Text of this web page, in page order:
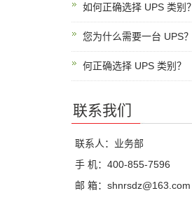
如何正确选择 UPS 类别？
您为什么需要一台 UPS？
何正确选择 UPS 类别？
联系我们
联系人：业务部
手 机：400-855-7596
邮 箱：shnrsdz@163.com